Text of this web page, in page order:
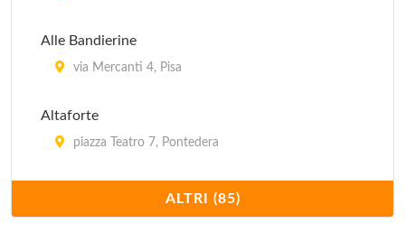
Alle Bandierine
via Mercanti 4, Pisa
Altaforte
piazza Teatro 7, Pontedera
Antica Trattoria da Bruno
via Luigi Bianchi 12, Pisa
ALTRI (85)